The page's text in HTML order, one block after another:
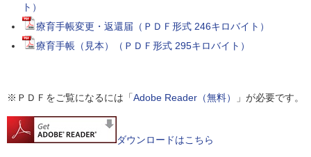
ト）
療育手帳変更・返還届（ＰＤＦ形式 246キロバイト）
療育手帳（見本）（ＰＤＦ形式 295キロバイト）
※ＰＤＦをご覧になるには「Adobe Reader（無料） 」が必要です。
ダウンロードはこちら